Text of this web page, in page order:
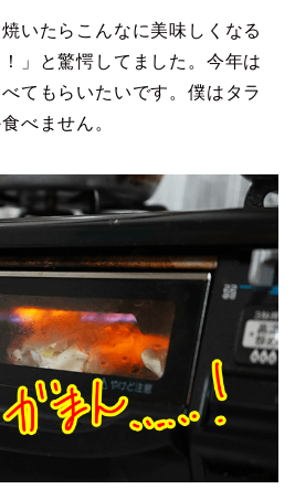
いたらこんなに美味しくなる
」と驚愕してました。今年は
てもらいたいです。僕はタラ
べません。